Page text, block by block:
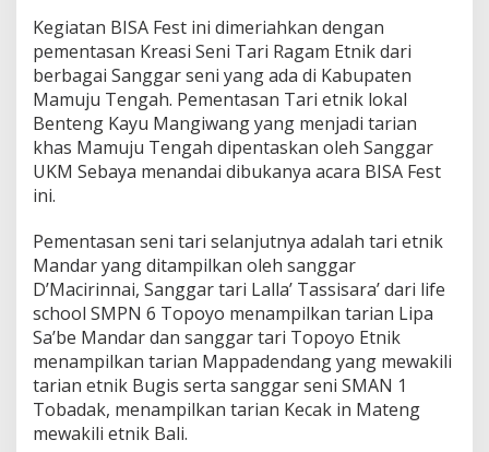
r
k
e
m
b
a
n
g
s
a
m
a
S
e
k
t
o
r
P
Kegiatan BISA Fest ini dimeriahkan dengan
pementasan Kreasi Seni Tari Ragam Etnik dari
berbagai Sanggar seni yang ada di Kabupaten
Mamuju Tengah. Pementasan Tari etnik lokal
Benteng Kayu Mangiwang yang menjadi tarian
khas Mamuju Tengah dipentaskan oleh Sanggar
UKM Sebaya menandai dibukanya acara BISA Fest
ini.
Pementasan seni tari selanjutnya adalah tari etnik
Mandar yang ditampilkan oleh sanggar
D’Macirinnai, Sanggar tari Lalla’ Tassisara’ dari life
school SMPN 6 Topoyo menampilkan tarian Lipa
Sa’be Mandar dan sanggar tari Topoyo Etnik
menampilkan tarian Mappadendang yang mewakili
tarian etnik Bugis serta sanggar seni SMAN 1
Tobadak, menampilkan tarian Kecak in Mateng
mewakili etnik Bali.